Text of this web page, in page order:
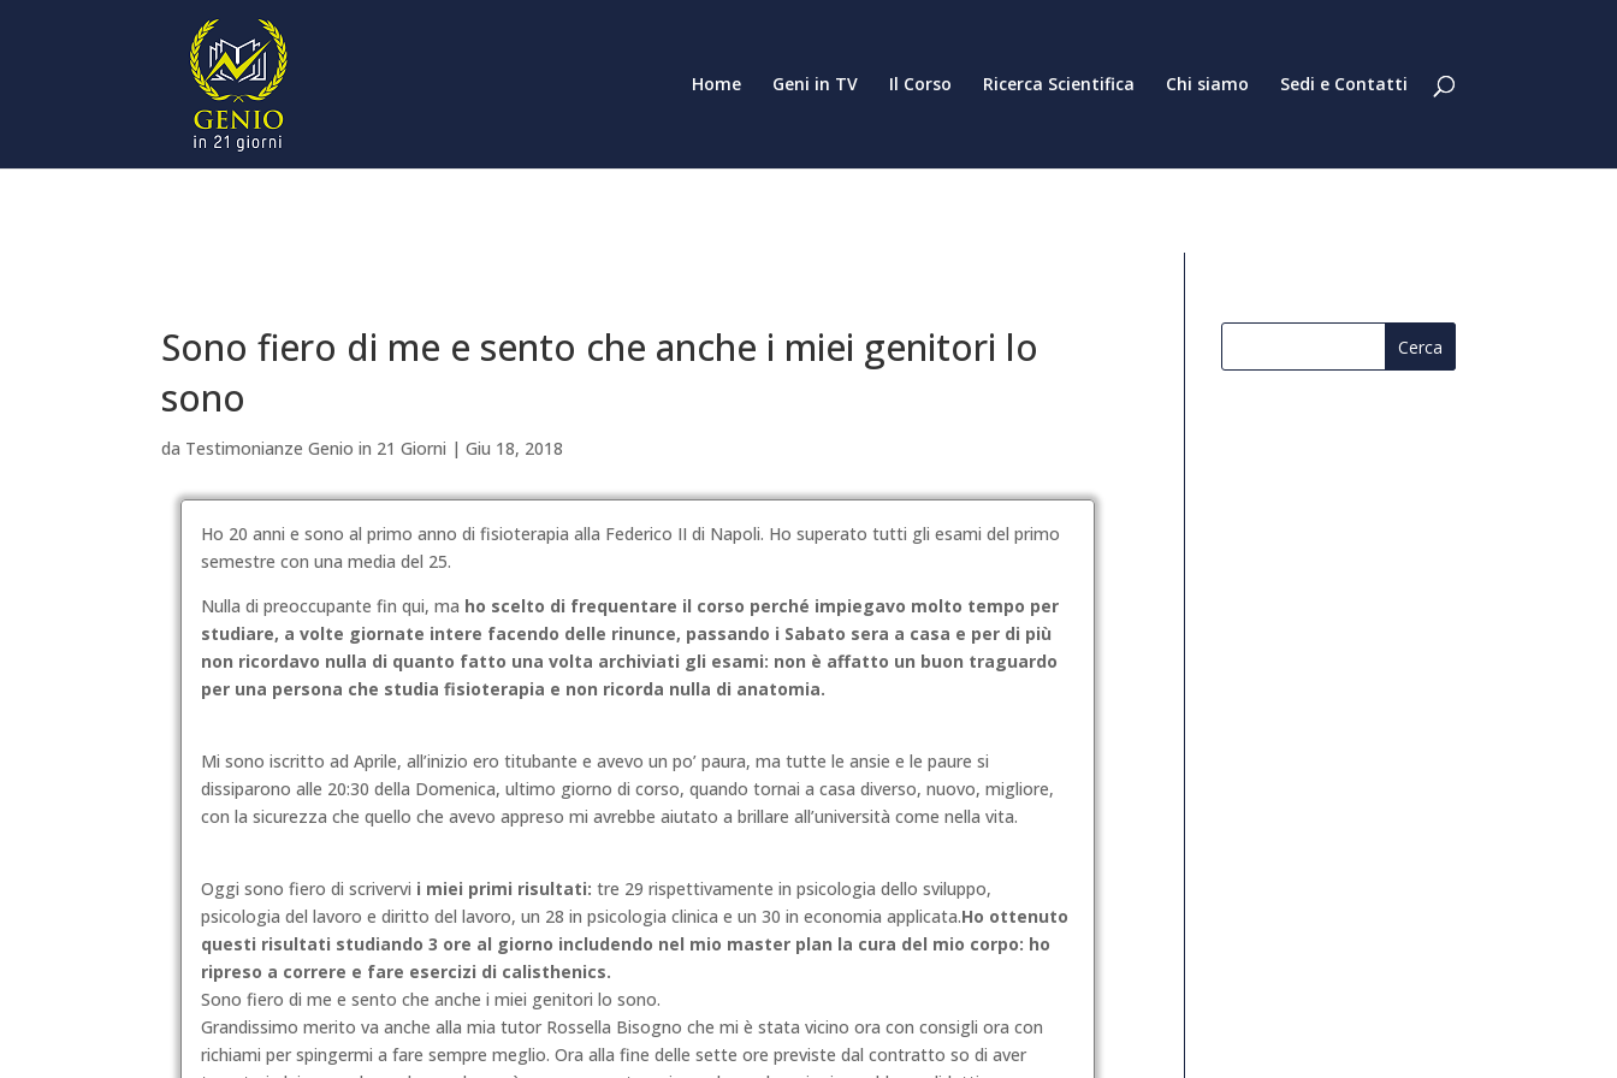
Home Geni in TV Il Corso Ricerca Scientifica Chi siamo Sedi e Contatti
Sono fiero di me e sento che anche i miei genitori lo
sono
da Testimonianze Genio in 21 Giorni |Giu 18, 2018
Ho 20 anni e sono al primo anno di fisioterapia alla Federico II di Napoli. Ho superato tutti gli esami del primo
semestre con una media del 25.
Nulla di preoccupante fin qui, ma ho scelto di frequentare il corso perché impiegavo molto tempo per
studiare, a volte giornate intere facendo delle rinunce, passando i Sabato sera a casa e per di più
non ricordavo nulla di quanto fatto una volta archiviati gli esami: non è affatto un buon traguardo
per una persona che studia fisioterapia e non ricorda nulla di anatomia.
Mi sono iscritto ad Aprile, all’inizio ero titubante e avevo un po’ paura, ma tutte le ansie e le paure si
dissiparono alle 20:30 della Domenica, ultimo giorno di corso, quando tornai a casa diverso, nuovo, migliore,
con la sicurezza che quello che avevo appreso mi avrebbe aiutato a brillare all’università come nella vita.
Oggi sono fiero di scrivervi i miei primi risultati: tre 29 rispettivamente in psicologia dello sviluppo,
psicologia del lavoro e diritto del lavoro, un 28 in psicologia clinica e un 30 in economia applicata.Ho ottenuto
questi risultati studiando 3 ore al giorno includendo nel mio master plan la cura del mio corpo: ho
ripreso a correre e fare esercizi di calisthenics.
Sono fiero di me e sento che anche i miei genitori lo sono.
Grandissimo merito va anche alla mia tutor Rossella Bisogno che mi è stata vicino ora con consigli ora con
richiami per spingermi a fare sempre meglio. Ora alla fine delle sette ore previste dal contratto so di aver